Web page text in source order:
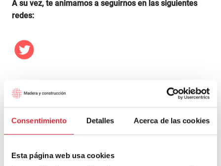
Consentimiento Detalles Acerca de las cookies
Esta página web usa cookies
A su vez, te animamos a seguirnos en las siguientes
redes:
Facebook